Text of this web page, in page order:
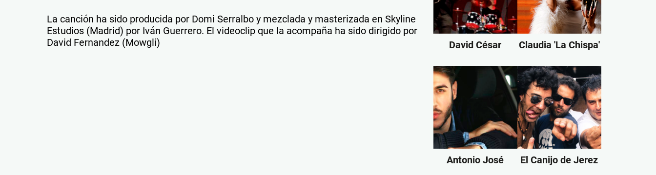
La canción ha sido producida por Domi Serralbo y mezclada y masterizada en Skyline
Estudios (Madrid) por Iván Guerrero. El videoclip que la acompaña ha sido dirigido por
David Fernandez (Mowgli)
David César Claudia 'La Chispa'
Antonio José El Canijo de Jerez